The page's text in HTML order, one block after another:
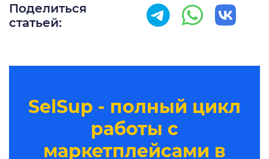
Поделиться
статьей:
SelSup - полный цикл
работы с
маркетплейсами в